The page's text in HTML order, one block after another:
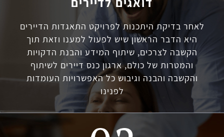
לאחר בדיקת היתכנות לפרויקט התאגדות הדיירים
היא הדבר הראשון שיש לפעול למענו וזאת תוך
הקשבה לצרכים, שיתוף המידע והבנת הדקויות
והמטרות של כולם, ארגון כנס דיירים לשיתוף
והקשבה והבנה וגיבוש כל האפשרויות העומדות
לפנינו